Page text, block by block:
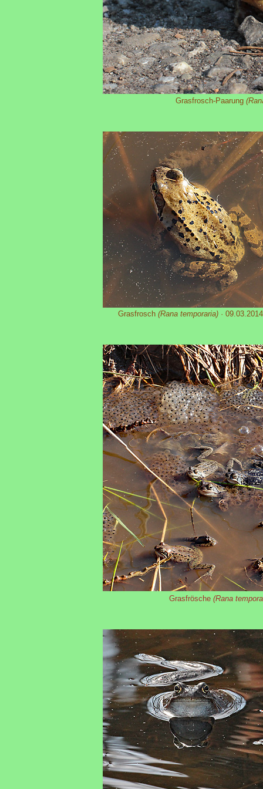
Grasfrosch-Paarung
Grasfrosch (Rana temporaria) · 09.03.2014
Grasfrösche (Rana